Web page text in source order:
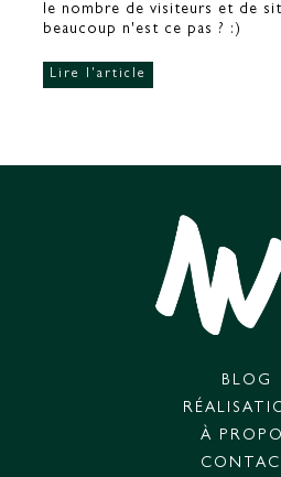
le nombre de visiteurs et de
beaucoup n'est ce pas ? :)
Lire l'article
BLOG
À